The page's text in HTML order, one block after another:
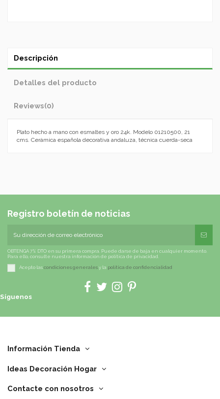
Descripción
Detalles del producto
Reviews(0)
Plato hecho a mano con esmaltes y oro 24k. Modelo 01210500, 21
cms. Cerámica española decorativa andaluza, técnica cuerda-seca
Registro boletín de noticias
OBTENGA 7% DTO en su primera compra. Puede darse de baja en cualquier momento.
Para ello, consulte nuestra información de política de privacidad.
Acepto lascondiciones generalesy la política de confidencialidad
Síguenos
Información Tienda
Ideas Decoración Hogar
Contacte con nosotros